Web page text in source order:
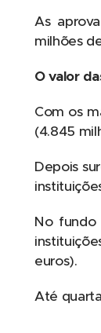
As
milhões
O valor
Com os
(4.845
Depois
No fundo
euros).
Até